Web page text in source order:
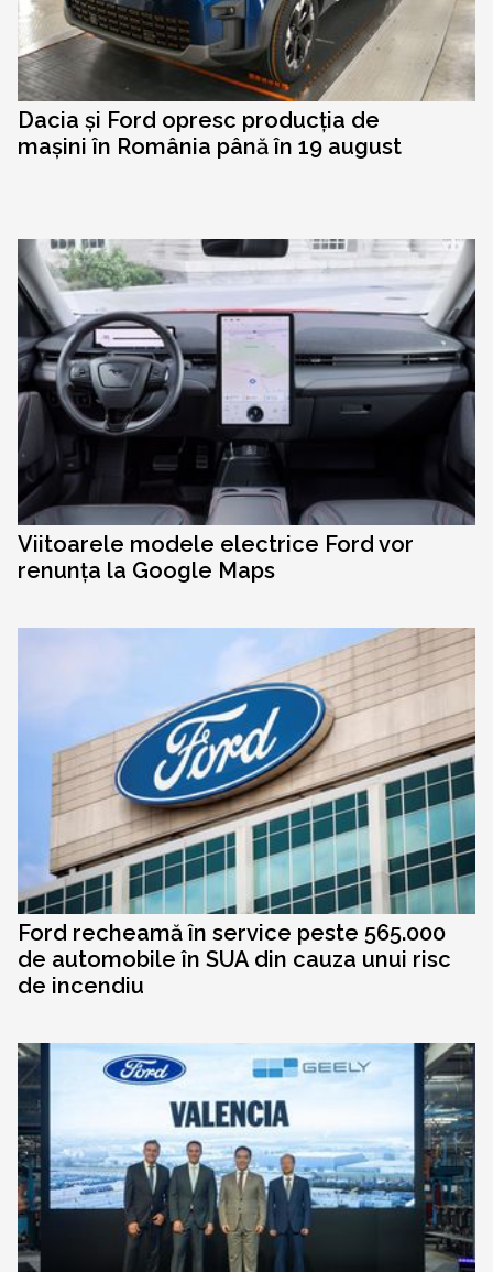
Dacia și Ford opresc producția de
mașini în România până în 19 august
Viitoarele modele electrice Ford vor
renunța la Google Maps
Ford recheamă în service peste 565.000
de automobile în SUA din cauza unui risc
de incendiu